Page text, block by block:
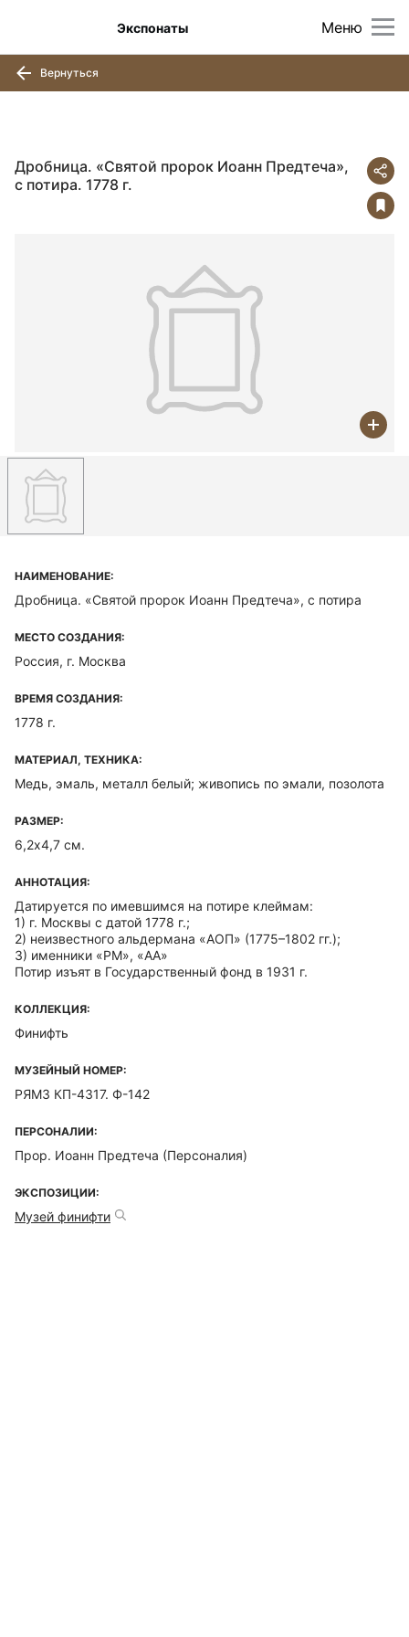
Меню
Экспонаты
Вернуться
Дробница. «Святой пророк Иоанн Предтеча»,
с потира. 1778 г.
НАИМЕНОВАНИЕ:
Дробница. «Святой пророк Иоанн Предтеча», с потира
МЕСТО СОЗДАНИЯ:
Россия, г. Москва
ВРЕМЯ СОЗДАНИЯ:
1778 г.
МАТЕРИАЛ, ТЕХНИКА:
Медь, эмаль, металл белый; живопись по эмали, позолота
РАЗМЕР:
6,2х4,7 см.
АННОТАЦИЯ:
Датируется по имевшимся на потире клеймам:
1) г. Москвы с датой 1778 г.;
2) неизвестного альдермана «АОП» (1775–1802 гг.);
3) именники «РМ», «АА»
Потир изъят в Государственный фонд в 1931 г.
КОЛЛЕКЦИЯ:
Финифть
МУЗЕЙНЫЙ НОМЕР:
РЯМЗ КП-4317. Ф-142
ПЕРСОНАЛИИ:
Прор. Иоанн Предтеча (Персоналия)
ЭКСПОЗИЦИИ:
Музей финифти